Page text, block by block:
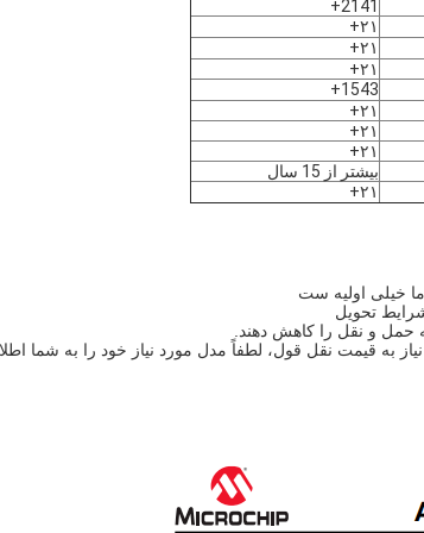
2141+
۲۱+
۲۱+
۲۱+
1543+
۲۱+
۲۱+
۲۱+
بیشتر از 15 سال
۲۱+
به قیمت نقل قول، لطفاً مدل مورد نیاز خود را به شما